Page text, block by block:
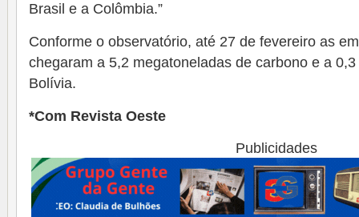
Brasil e a Colômbia.”
Conforme o observatório, até 27 de fevereiro as
chegaram a 5,2 megatoneladas de carbono e a
Bolívia.
*Com Revista Oeste
Publicidades